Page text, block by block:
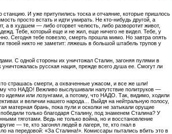
станцию. И уже притупились тоска и отчаяние, которые пришлось
просто встать и идти умирать. Не кто-нибудь другой, а
а в худшем — либо оторвет челюсть, либо разворотит живот,
Тебе, который еще и не жил, еще ничего не видел. Тебе, у
Сегодня тебе повезло, смерть прошла мимо. Но завтра опять
твоей никто не заметит: ляжешь в большой штабель трупов у
С одной стороны их уничтожал Сталин, загоняя пулями в
русская нация, прежде всего душа ее. Смогут ли
страшась смерти, а охваченные ужасом, и все же шли!
что НАДО! Вежливо выслушивали напутствие политруков —
идеями или лозунгами, а потому, что НАДО. Так, видимо, ходили
и величии нашего народа… Выйдя на нейтральную полосу,
матерная брань, пока пули и осколки не затыкали орущие
только благодаря Сталину, под знаменем Сталина? У
тяготами. Ведь не только война, но и восстановление
— те, кто загонял людей в лагеря, те, кто гнал в
на передовой: «За Сталина!». Комиссары пытались вбить это в